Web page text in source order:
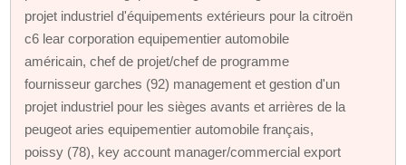
projet industriel d'équipements extérieurs pour la citroën
c6 lear corporation equipementier automobile
américain, chef de projet/chef de programme
fournisseur garches (92) management et gestion d'un
projet industriel pour les sièges avants et arrières de la
peugeot aries equipementier automobile français,
poissy (78), key account manager/commercial export